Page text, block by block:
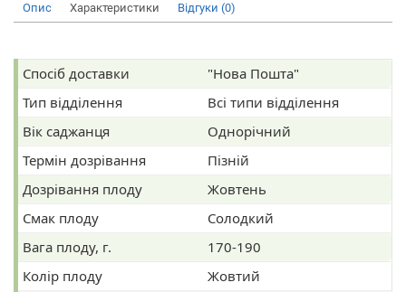
Опис Характеристики Відгуки (0)
Спосіб доставки
"Нова Пошта"
Тип відділення
Всі типи відділення
Вік саджанця
Однорічний
Термін дозрівання
Пізній
Дозрівання плоду
Жовтень
Смак плоду
Солодкий
Вага плоду, г.
170-190
Колір плоду
Жовтий